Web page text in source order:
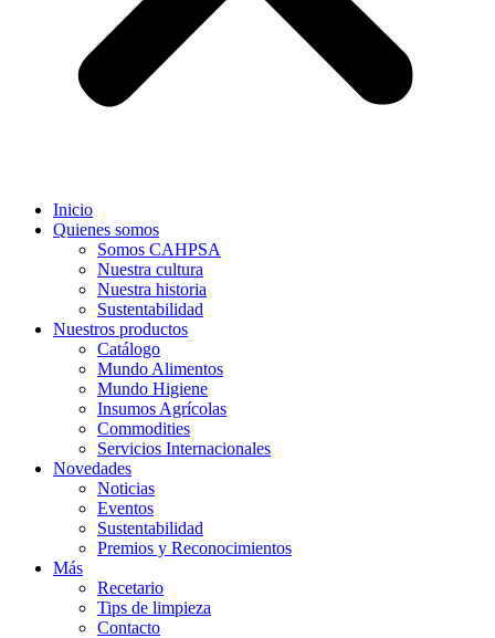
Inicio
Quienes somos
Somos CAHPSA
Nuestra cultura
Nuestra historia
Sustentabilidad
Nuestros productos
Catálogo
Mundo Alimentos
Mundo Higiene
Insumos Agrícolas
Commodities
Servicios Internacionales
Novedades
Noticias
Eventos
Sustentabilidad
Premios y Reconocimientos
Más
Recetario
Tips de limpieza
Contacto